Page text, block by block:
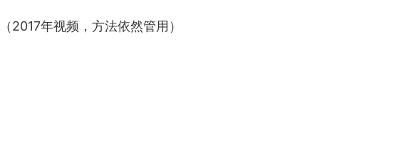
2017年视频，方法依然管用）